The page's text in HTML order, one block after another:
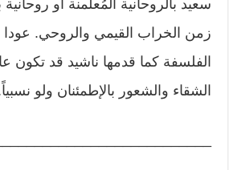
سعيد بالروحانية المُعلمنة أو
زمن الخراب القيمي والروحي. عودا
الفلسفة كما قدمها ناشيد قد تكون
الشقاء والشعور بالإطمئنان ولو